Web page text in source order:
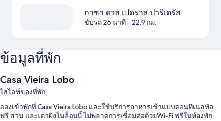
กาซา ดาส เปดราส ปาริเดรัส
ขับรถ 26 นาที- 22.9 กม.
ข้อมูลที่พัก
Casa Vieira Lobo
ไฮไลท์ของที่พัก
ลองเข้าพักที่ Casa Vieira Lobo และใช้บริการอาหารเช้าแบบคอนทิเนลทัล
ฟรี สวน และเตาผิงในล็อบบี้ ไม่พลาดการเชื่อมต่อด้วยWi-Fi ฟรีในห้องพัก